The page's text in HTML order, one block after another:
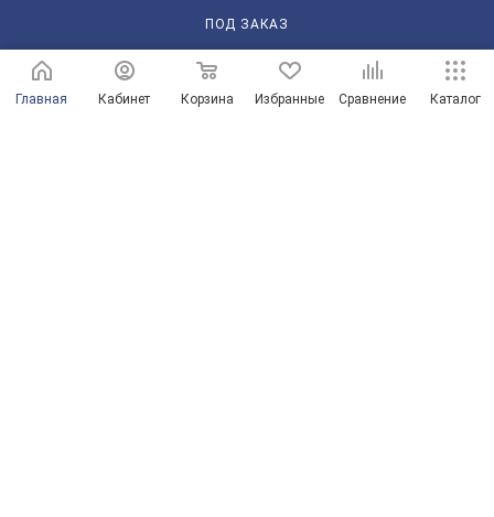
ПОД ЗАКАЗ
ЗАКАЗАТЬ ЗВОНОК
210101@mail.ru
г. Оренбург, пр-д Автоматики, 8 "А"
Главная Кабинет Корзина Избранные Сравнение Каталог